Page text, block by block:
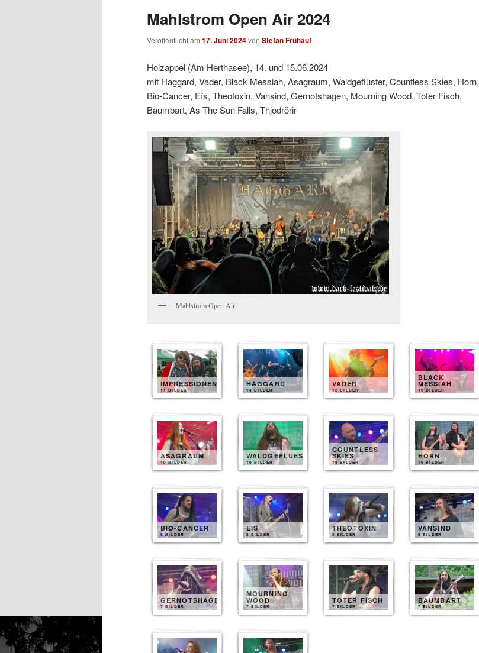
Mahlstrom Open Air 2024
Veröffentlicht am 17. Juni 2024von Stefan Frühauf
Holzappel (Am Herthasee), 14. und 15.06.2024
mit Haggard, Vader, Black Messiah, Asagraum, Waldgeflüster, Countless Skies, Horn,
Bio-Cancer, Eïs, Theotoxin, Vansind, Gernotshagen, Mourning Wood, Toter Fisch,
Baumbart, As The Sun Falls, Thjodrörir
Mahlstrom Open Air
IMPRESSIONEN
11 BILDER
HAGGARD
14 BILDER
VADER
12 BILDER
BLACK
MESSIAH
10 BILDER
ASAGRAUM
10 BILDER
WALDGEFLUESTER
10 BILDER
COUNTLESS
SKIES
10 BILDER
HORN
10 BILDER
BIO-CANCER
8 BILDER
EIS
8 BILDER
THEOTOXIN
8 BILDER
VANSIND
8 BILDER
GERNOTSHAGEN
7 BILDER
MOURNING
WOOD
7 BILDER
TOTER FISCH
7 BILDER
BAUMBART
7 BILDER